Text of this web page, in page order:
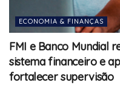
ECONOMIA & FINANÇAS
FMI e Banco Mundial
sistema financeiro e
fortalecer supervisão